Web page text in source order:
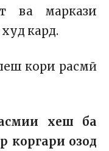
ва маркази
кард.
кори расмӣ
хеш ба
коргари озод